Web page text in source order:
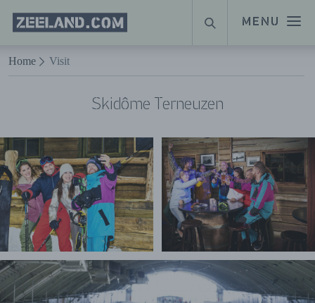
Naar hoofdinhoud
MENU
Homepage
Zeeland.com
ZOEKEN
Home Visit
Skidôme Terneuzen